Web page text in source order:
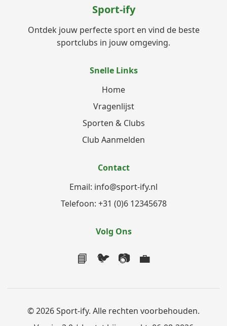
Sport-ify
Ontdek jouw perfecte sport en vind de beste
sportclubs in jouw omgeving.
Snelle Links
Home
Vragenlijst
Sporten & Clubs
Club Aanmelden
Contact
Email: info@sport-ify.nl
Telefoon: +31 (0)6 12345678
Volg Ons
📘 🐦 📷 💼
© 2026 Sport-ify. Alle rechten voorbehouden.